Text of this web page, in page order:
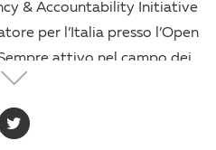
& Accountability Initiative
per l’Italia presso l’Open
attivo nel campo dei
carriera come operatore
consulente e ricercatore
non governative e